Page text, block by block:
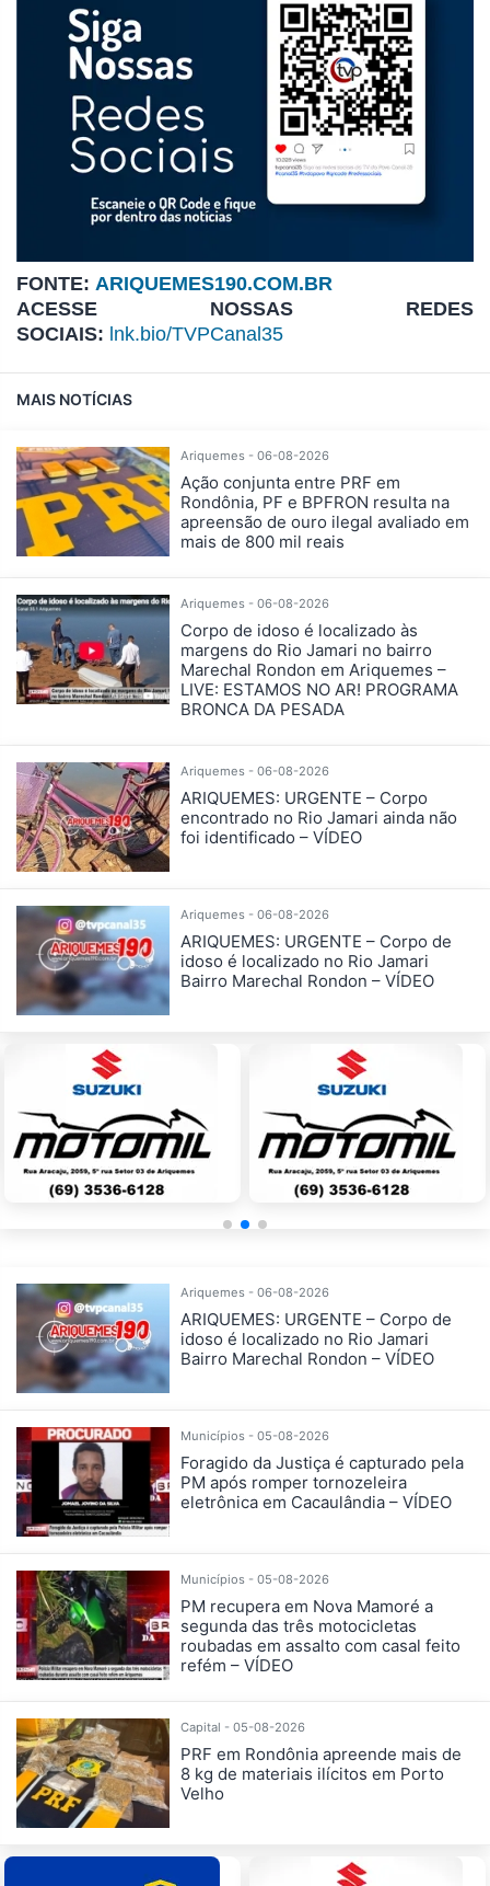
FONTE: ARIQUEMES190.COM.BR
ACESSE NOSSAS REDES
SOCIAIS: lnk.bio/TVPCanal35
MAIS NOTÍCIAS
Ariquemes - 06-08-2026
Ação conjunta entre PRF em
Rondônia, PF e BPFRON resulta na
apreensão de ouro ilegal avaliado em
mais de 800 mil reais
Ariquemes - 06-08-2026
Corpo de idoso é localizado às
margens do Rio Jamari no bairro
Marechal Rondon em Ariquemes –
LIVE: ESTAMOS NO AR! PROGRAMA
BRONCA DA PESADA
Ariquemes - 06-08-2026
ARIQUEMES: URGENTE – Corpo
encontrado no Rio Jamari ainda não
foi identificado – VÍDEO
Ariquemes - 06-08-2026
ARIQUEMES: URGENTE – Corpo de
idoso é localizado no Rio Jamari
Bairro Marechal Rondon – VÍDEO
Ariquemes - 06-08-2026
ARIQUEMES: URGENTE – Corpo de
idoso é localizado no Rio Jamari
Bairro Marechal Rondon – VÍDEO
Municípios - 05-08-2026
Foragido da Justiça é capturado pela
PM após romper tornozeleira
eletrônica em Cacaulândia – VÍDEO
Municípios - 05-08-2026
PM recupera em Nova Mamoré a
segunda das três motocicletas
roubadas em assalto com casal feito
refém – VÍDEO
Capital - 05-08-2026
PRF em Rondônia apreende mais de
8 kg de materiais ilícitos em Porto
Velho